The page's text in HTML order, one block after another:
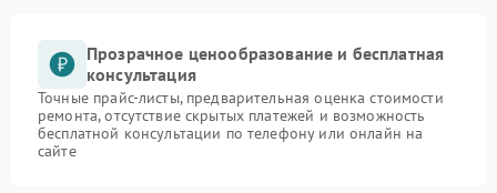
Прозрачное ценообразование и бесплатная
консультация
Точные прайс-листы, предварительная оценка стоимости
ремонта, отсутствие скрытых платежей и возможность
бесплатной консультации по телефону или онлайн на
сайте